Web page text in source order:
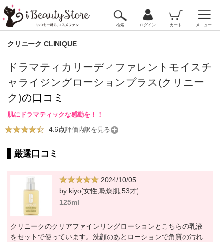
検索 ログイン カート メニュー
クリニーク CLINIQUE
ドラマティカリーディファレントモイスチ
ャライジングローションプラス(クリニー
ク)の口コミ
肌にドラマティックな感動を！！
4.6点評価内訳を見る
厳選口コミ
2024/10/05
by kiyo(女性,乾燥肌,53才)
125ml
クリニークのクリアファインリングローションとこちらの乳液
をセットで使っています。洗顔のあとローションで角質の汚れ